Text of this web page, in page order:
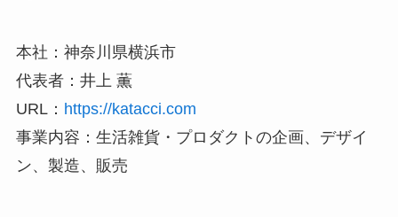
本社：神奈川県横浜市
代表者：井上 薫
URL： https://katacci.com
事業内容：生活雑貨・プロダクトの企画、デザイ
ン、製造、販売